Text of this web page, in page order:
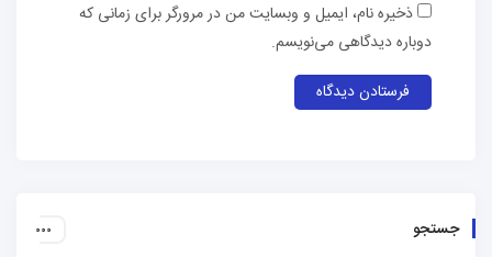
ذخیره نام، ایمیل و وبسایت من در مرورگر برای زمانی که
دوباره دیدگاهی می‌نویسم.